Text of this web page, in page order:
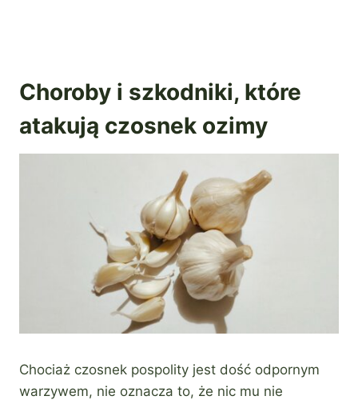
Choroby i szkodniki, które
atakują czosnek ozimy
Chociaż czosnek pospolity jest dość odpornym
warzywem, nie oznacza to, że nic mu nie